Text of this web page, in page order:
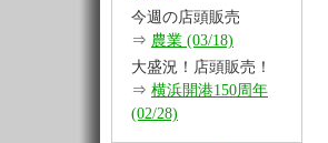
今週の店頭販売
⇒ 農業 (03/18)
大盛況！店頭販売！
⇒ 横浜開港150周年
(02/28)